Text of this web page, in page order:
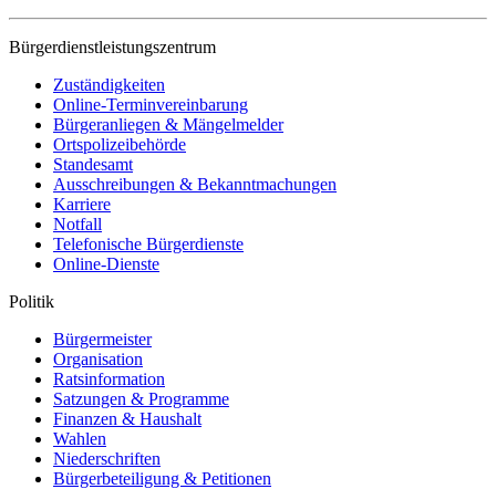
Bürgerdienstleistungszentrum
Zuständigkeiten
Online-Terminvereinbarung
Bürgeranliegen & Mängelmelder
Ortspolizeibehörde
Standesamt
Ausschreibungen & Bekanntmachungen
Karriere
Notfall
Telefonische Bürgerdienste
Online-Dienste
Politik
Bürgermeister
Organisation
Ratsinformation
Satzungen & Programme
Finanzen & Haushalt
Wahlen
Niederschriften
Bürgerbeteiligung & Petitionen